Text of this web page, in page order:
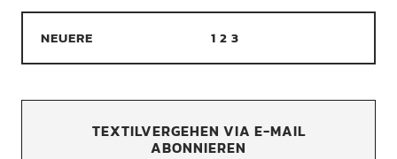
NEUERE 1 2 3
TEXTILVERGEHEN VIA E-MAIL
ABONNIEREN